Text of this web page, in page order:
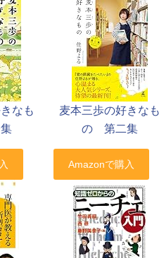
なも
麦本三歩の好きなも
の 第二集